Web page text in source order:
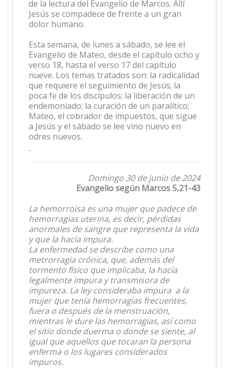
de la lectura del Evangelio de Marcos. Allí
Jesús se compadece de frente a un gran
dolor humano.
Esta semana, de lunes a sábado, se lee el
Evangelio de Mateo, desde el capítulo ocho y
verso 18, hasta el verso 17 del capítulo
nueve. Los temas tratados son: la radicalidad
que requiere el seguimiento de Jesús; la
poca fe de los discípulos; la liberación de un
endemoniado; la curación de un paralítico;
Mateo, el cobrador de impuestos, que sigue
a Jesús y el sábado se lee vino nuevo en
odres nuevos.
Domingo 30 de junio de 2024
Evangelio según Marcos 5,21-43
La hemorroisa es una mujer que padece de
hemorragias uterina, es decir, pérdidas
anormales de sangre que representa la vida
y que la hacía impura.
La enfermedad se describe como una
metrorragia crónica, que, además del
tormento físico que implicaba, la hacía
legalmente impura y transmisora de
impureza. La ley consideraba impura a la
mujer que tenía hemorragias frecuentes,
fuera o después de la menstruación,
mientras le dure las hemorragias, así como
el sitio donde duerma o donde se siente, al
igual que aquellos que tocaran la persona
enferma o los lugares considerados
impuros.